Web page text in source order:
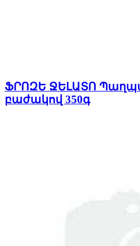
ՖՐՈԶԵ ՋԵԼԱՏՈ
բաժակով 350գ